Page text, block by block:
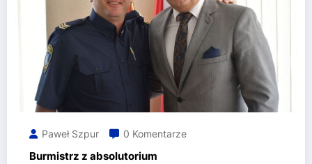
Paweł Szpur 0 Komentarze
Burmistrz z absolutorium